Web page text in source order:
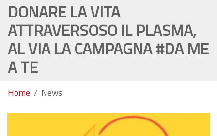
DONARE LA VITA
ATTRAVERSOSO IL PLASMA,
AL VIA LA CAMPAGNA #DA ME
A TE
Home News